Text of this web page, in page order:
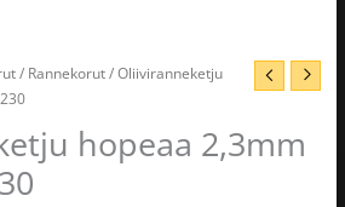
/ Rannekorut/ Oliiviranneketju
hopeaa 2,3mm